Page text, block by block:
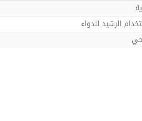
الرشيد للدواء